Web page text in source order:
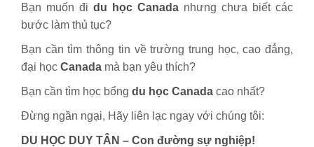
Bạn muốn đi du học Canada nhưng chưa biết các
bước làm thủ tục?
Bạn cần tìm thông tin về trường trung học, cao đẳng,
đại học Canada mà bạn yêu thích?
Bạn cần tìm học bổng du học Canada cao nhất?
Đừng ngần ngại, Hãy liên lạc ngay với chúng tôi:
DU HỌC DUY TÂN – Con đường sự nghiệp!